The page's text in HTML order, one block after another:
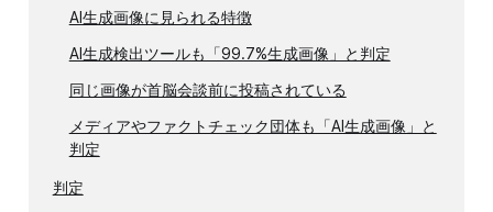
AI生成画像に見られる特徴
AI生成検出ツールも「99.7%生成画像」と判定
同じ画像が首脳会談前に投稿されている
メディアやファクトチェック団体も「AI生成画像」と
判定
判定